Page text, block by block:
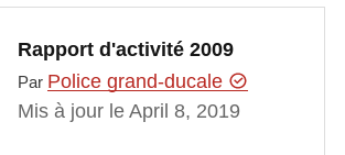
Rapport d'activité 2009
Par Police grand-ducale
Mis à jour le April 8, 2019